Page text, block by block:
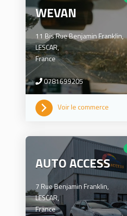
WEVAN
11 Bis Rue Benjamin Franklin,
LESCAR,
France
0781699205
Voir le commerce
AUTO ACCESS
7 Rue Benjamin Franklin,
LESCAR,
France